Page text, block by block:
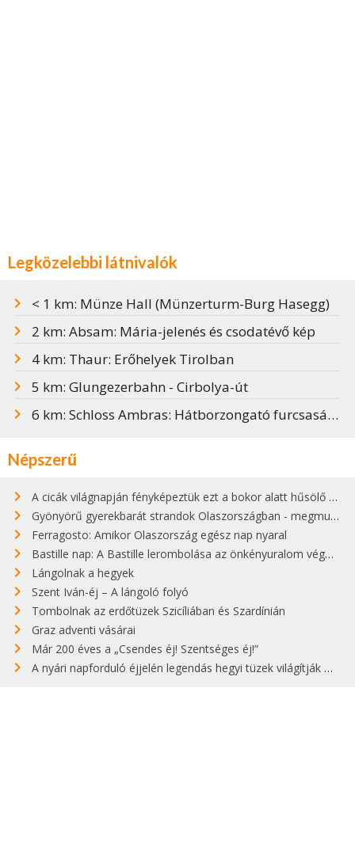
Legközelebbi látnivalók
< 1 km: Münze Hall (Münzerturm-Burg Hasegg)
2 km: Absam: Mária-jelenés és csodatévő kép
4 km: Thaur: Erőhelyek Tirolban
5 km: Glungezerbahn - Cirbolya-út
6 km: Schloss Ambras: Hátborzongató furcsaságok tárhelye
Népszerű
A cicák világnapján fényképeztük ezt a bokor alatt hűsölő cicát Kisorosziban
Gyönyörű gyerekbarát strandok Olaszországban - megmutatjuk a 15 legjobbat
Ferragosto: Amikor Olaszország egész nap nyaral
Bastille nap: A Bastille lerombolása az önkényuralom végét jelentette
Lángolnak a hegyek
Szent Iván-éj – A lángoló folyó
Tombolnak az erdőtüzek Szicíliában és Szardínián
Graz adventi vásárai
Már 200 éves a „Csendes éj! Szentséges éj!”
A nyári napforduló éjjelén legendás hegyi tüzek világítják meg Zugspitzét